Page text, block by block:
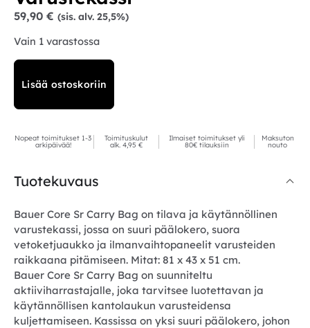
59,90 € (sis. alv. 25,5%)
Vain 1 varastossa
Lisää ostoskoriin
Nopeat toimitukset 1-3
arkipäivää!
Toimituskulut
alk. 4,95 €
Ilmaiset toimitukset yli
80€ tilauksiin
Maksuton
nouto
Tuotekuvaus
Bauer Core Sr Carry Bag on tilava ja käytännöllinen
varustekassi, jossa on suuri päälokero, suora
vetoketjuaukko ja ilmanvaihtopaneelit varusteiden
raikkaana pitämiseen. Mitat: 81 x 43 x 51 cm.
Bauer Core Sr Carry Bag on suunniteltu
aktiiviharrastajalle, joka tarvitsee luotettavan ja
käytännöllisen kantolaukun varusteidensa
kuljettamiseen. Kassissa on yksi suuri päälokero, johon